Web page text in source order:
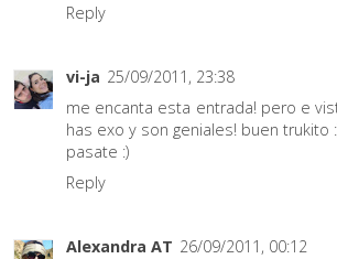
Reply
vi-ja 25/09/2011, 23:38
me encanta esta entrada! pero e
has exo y son geniales! buen trukito
pasate :)
Reply
Alexandra AT 26/09/2011, 00:12